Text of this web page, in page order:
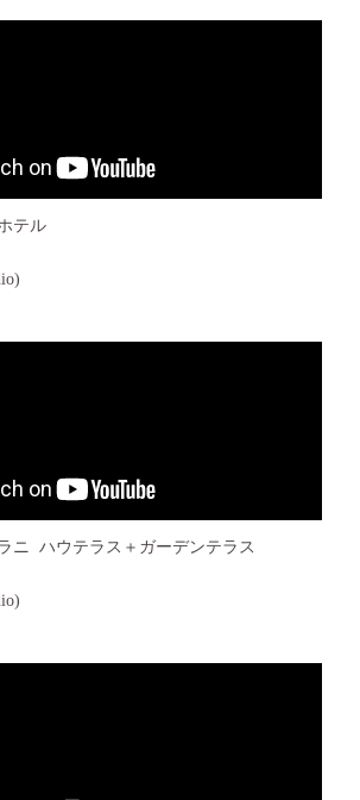
テル
ニ ハウテラス＋ガーデンテラス